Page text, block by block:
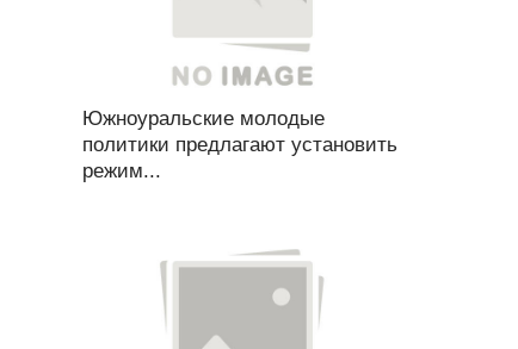
Южноуральские молодые
политики предлагают установить
режим...